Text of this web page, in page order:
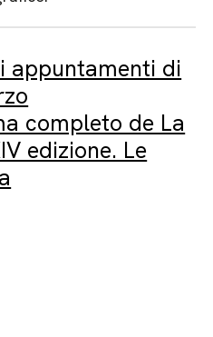
appuntamenti di
completo de La
edizione. Le